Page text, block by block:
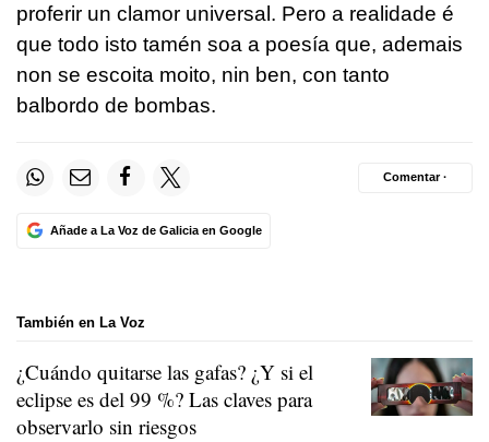
proferir un clamor universal. Pero a realidade é
que todo isto tamén soa a poesía que, ademais
non se escoita moito, nin ben, con tanto
balbordo de bombas.
Añade a La Voz de Galicia en Google
Comentar ·
También en La Voz
¿Cuándo quitarse las gafas? ¿Y si el
eclipse es del 99 %? Las claves para
observarlo sin riesgos